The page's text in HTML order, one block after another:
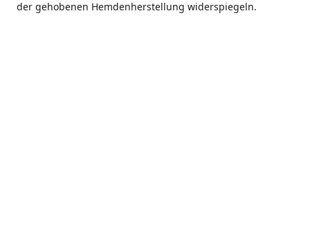
der gehobenen Hemdenherstellung widerspiegeln.